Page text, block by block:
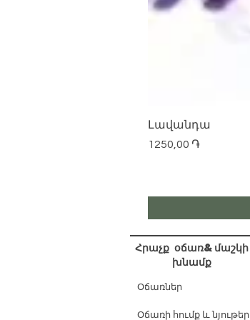
Լավանդա
Price
1250,00 ֏
Հրաչք օճառ&մաշկի
խնամք
Օճառներ
Օճառի հումք և նյութեր